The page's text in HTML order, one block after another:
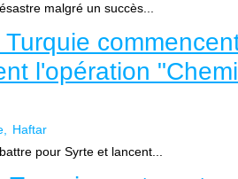
malgré un succès...
l'opération
Haftar
pour Syrte et lancent...